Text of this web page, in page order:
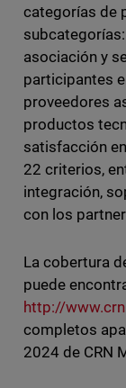
categorías de
asociación y
participantes
proveedores
productos
satisfacción
22 criterios,
integración,
con los
La cobertura
puede
http://
completos
2024 de CRN